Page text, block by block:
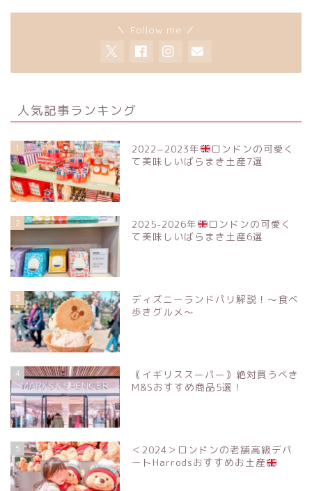
＼ Follow me ／
人気記事ランキング
1 2022−2023年
ロンドンの可愛く
て美味しいばらまき土産7選
2 2025-2026年
ロンドンの可愛く
て美味しいばらまき土産6選
3
ディズニーランドパリ解説！〜食べ
歩きグルメ〜
4
｟イギリススーパー｠絶対買うべき
M&Sおすすめ商品5選！
5
＜2024＞ロンドンの老舗高級デパ
ートHarrodsおすすめお土産